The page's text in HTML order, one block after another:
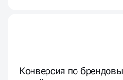
Конверсия по